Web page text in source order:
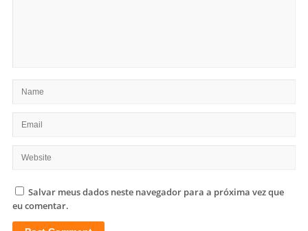
Salvar meus dados neste navegador para a próxima vez que
eu comentar.